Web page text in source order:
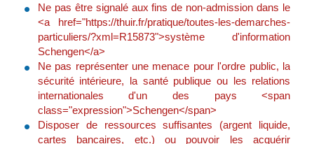
Ne pas être signalé aux fins de non-admission dans le
<a href="https://thuir.fr/pratique/toutes-les-demarches-
particuliers/?xml=R15873">système d'information
Schengen</a>
Ne pas représenter une menace pour l'ordre public, la
sécurité intérieure, la santé publique ou les relations
internationales d'un des pays <span
class="expression">Schengen</span>
Disposer de ressources suffisantes (argent liquide,
cartes bancaires, etc.) ou pouvoir les acquérir